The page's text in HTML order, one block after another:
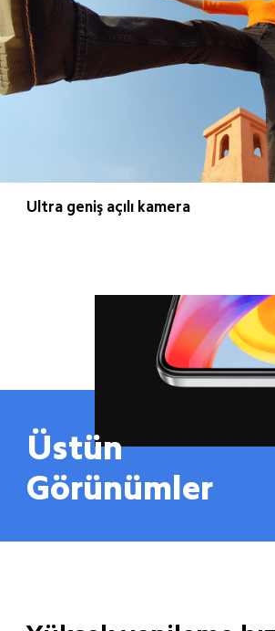
Ultra geniş açılı kamera
Üstün
Görünümler